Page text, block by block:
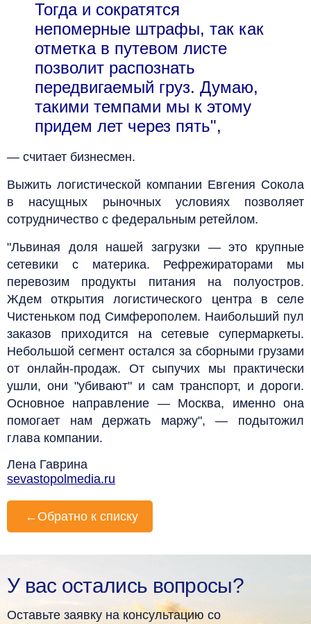
Тогда и сократятся
непомерные штрафы, так как
отметка в путевом листе
позволит распознать
передвигаемый груз. Думаю,
такими темпами мы к этому
придем лет через пять",
— считает бизнесмен.
Выжить логистической компании Евгения Сокола
в насущных рыночных условиях позволяет
сотрудничество с федеральным ретейлом.
"Львиная доля нашей загрузки — это крупные
сетевики с материка. Рефрежираторами мы
перевозим продукты питания на полуостров.
Ждем открытия логистического центра в селе
Чистеньком под Симферополем. Наибольший пул
заказов приходится на сетевые супермаркеты.
Небольшой сегмент остался за сборными грузами
от онлайн-продаж. От сыпучих мы практически
ушли, они "убивают" и сам транспорт, и дороги.
Основное направление — Москва, именно она
помогает нам держать маржу", — подытожил
глава компании.
Лена Гаврина
sevastopolmedia.ru
← Обратно к списку
У вас остались вопросы?
Оставьте заявку на консультацию со